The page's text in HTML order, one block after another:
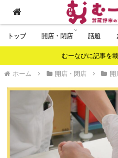
トップ 開店・閉店 話題
むーなびに記事を
ホーム 開店・閉店 開